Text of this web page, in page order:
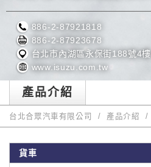
886-2-87921818
886-2-87923678
台北市內湖區永保街188號4樓
www.isuzu.com.tw
產品介紹
台北合眾汽車有限公司 產品介紹
貨車